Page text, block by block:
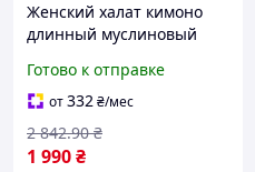
Женский халат кимоно
длинный муслиновый
домашний халат с поясом
теплый халат для дома
Готово к отправке
от332₴/мес
1 990₴
2 842.90 ₴